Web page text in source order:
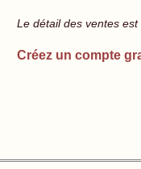
Le détail des ventes
Créez un compte